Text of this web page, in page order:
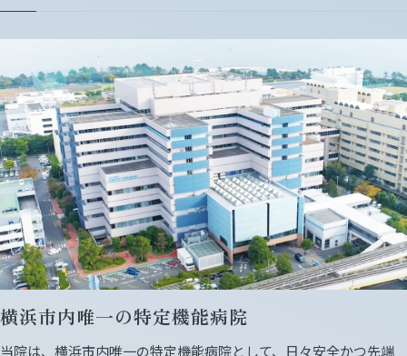
横浜市内唯一の特定機能病院
当院は、横浜市内唯一の特定機能病院として、日々安全かつ先端